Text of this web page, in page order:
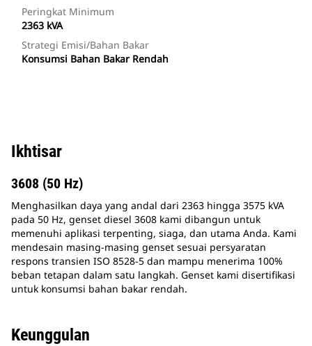
Peringkat Minimum
2363 kVA
Strategi Emisi/Bahan Bakar
Konsumsi Bahan Bakar Rendah
Ikhtisar
3608 (50 Hz)
Menghasilkan daya yang andal dari 2363 hingga 3575 kVA
pada 50 Hz, genset diesel 3608 kami dibangun untuk
memenuhi aplikasi terpenting, siaga, dan utama Anda. Kami
mendesain masing-masing genset sesuai persyaratan
respons transien ISO 8528-5 dan mampu menerima 100%
beban tetapan dalam satu langkah. Genset kami disertifikasi
untuk konsumsi bahan bakar rendah.
Keunggulan